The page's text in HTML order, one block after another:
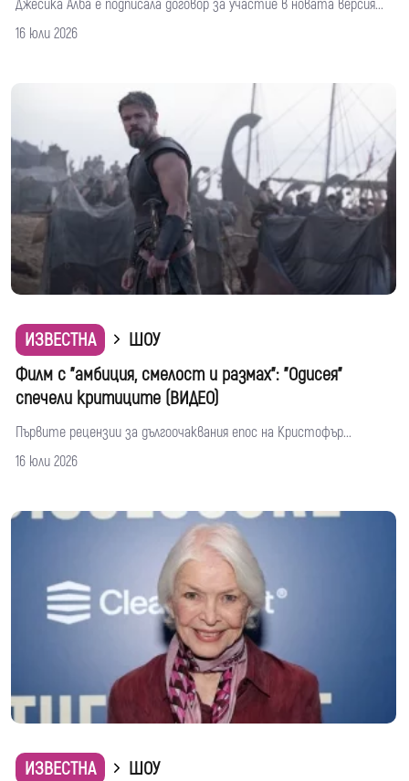
Джесика Алба е подписала договор за участие в новата версия...
16 юли 2026
ИЗВЕСТНА
ШОУ
Филм с "амбиция, смелост и размах": "Одисея"
спечели критиците (ВИДЕО)
Първите рецензии за дългоочаквания епос на Кристофър...
16 юли 2026
ИЗВЕСТНА
ШОУ